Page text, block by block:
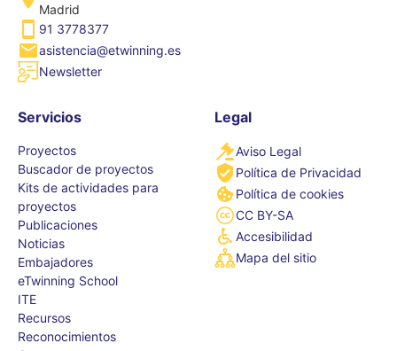
Madrid
91 3778377
asistencia@etwinning.es
Newsletter
Servicios
Proyectos
Buscador de proyectos
Kits de actividades para
proyectos
Publicaciones
Noticias
Embajadores
eTwinning School
ITE
Recursos
Reconocimientos
Legal
Aviso Legal
Política de Privacidad
Política de cookies
CC BY-SA
Accesibilidad
Mapa del sitio